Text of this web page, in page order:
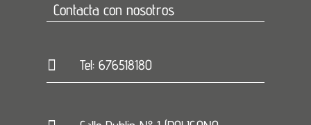
Contacta con nosotros
 Tel: 676518180